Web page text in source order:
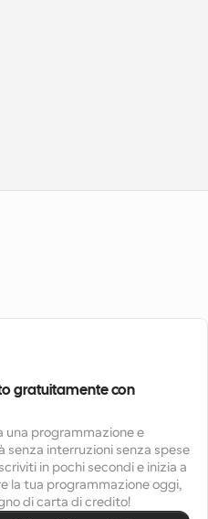
gratuitamente con
una programmazione e
senza interruzioni senza spese
in pochi secondi e inizia a
la tua programmazione oggi,
di carta di credito!